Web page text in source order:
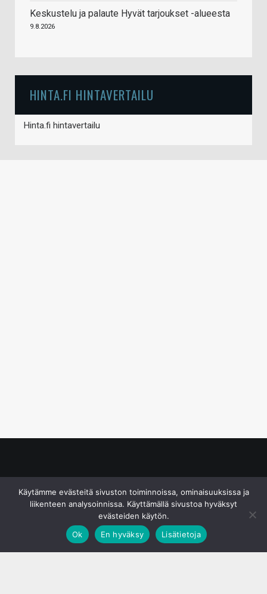
Keskustelu ja palaute Hyvät tarjoukset -alueesta
9.8.2026
HINTA.FI HINTAVERTAILU
Hinta.fi hintavertailu
Käytämme evästeitä sivuston toiminnoissa, ominaisuuksissa ja
liikenteen analysoinnissa. Käyttämällä sivustoa hyväksyt
evästeiden käytön.
Ok
En hyväksy Lisätietoja